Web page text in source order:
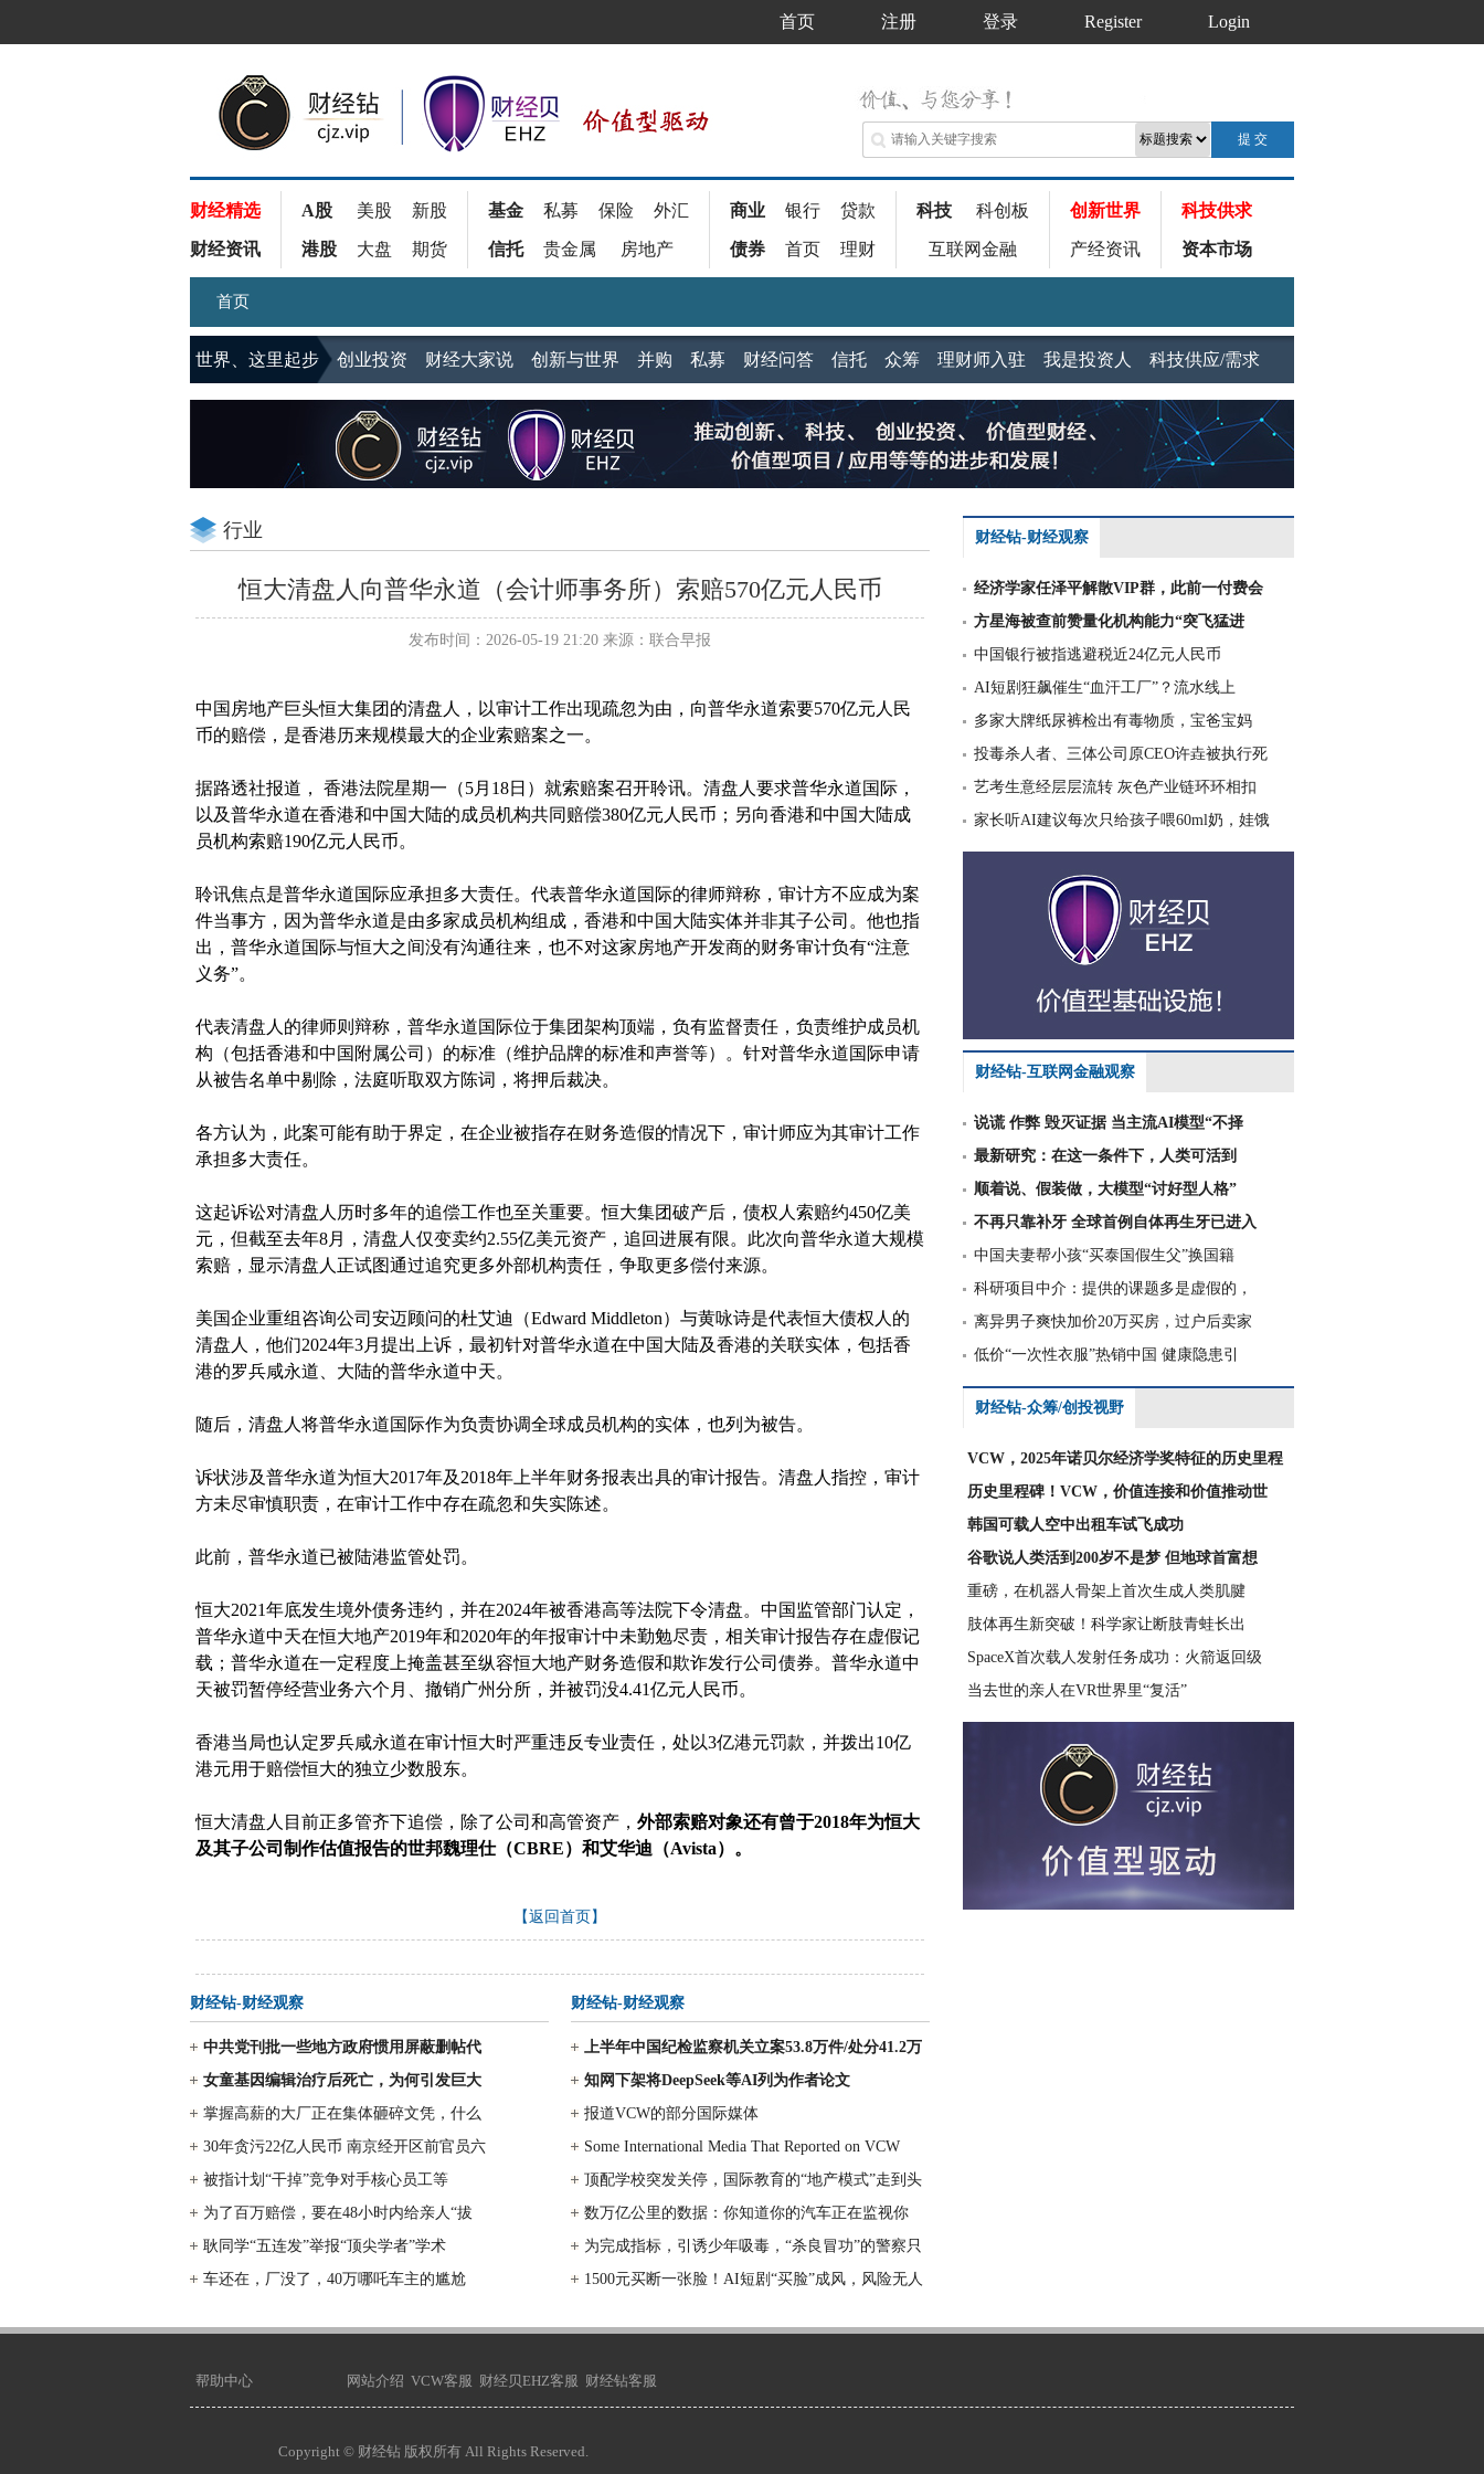
首页 注册 登录 Register Login
财经精选
财经资讯
A股 美股 新股
港股 大盘 期货
基金 私募 保险 外汇
信托 贵金属 房地产
商业 银行 贷款
债券 首页 理财
科技 科创板
互联网金融
创新世界
产经资讯
科技供求
资本市场
首页
世界、这里起步 创业投资 财经大家说 创新与世界 并购 私募 财经问答 信托 众筹 理财师入驻 我是投资人 科技供应/需求
行业
恒大清盘人向普华永道（会计师事务所）索赔570亿元人民币
发布时间：2026-05-19 21:20 来源：联合早报
中国房地产巨头恒大集团的清盘人，以审计工作出现疏忽为由，向普华永道索要570亿元人民
币的赔偿，是香港历来规模最大的企业索赔案之一。
据路透社报道， 香港法院星期一（5月18日）就索赔案召开聆讯。清盘人要求普华永道国际，
以及普华永道在香港和中国大陆的成员机构共同赔偿380亿元人民币；另向香港和中国大陆成
员机构索赔190亿元人民币。
聆讯焦点是普华永道国际应承担多大责任。代表普华永道国际的律师辩称，审计方不应成为案
件当事方，因为普华永道是由多家成员机构组成，香港和中国大陆实体并非其子公司。他也指
出，普华永道国际与恒大之间没有沟通往来，也不对这家房地产开发商的财务审计负有“注意
义务”。
代表清盘人的律师则辩称，普华永道国际位于集团架构顶端，负有监督责任，负责维护成员机
构（包括香港和中国附属公司）的标准（维护品牌的标准和声誉等）。针对普华永道国际申请
从被告名单中剔除，法庭听取双方陈词，将押后裁决。
各方认为，此案可能有助于界定，在企业被指存在财务造假的情况下，审计师应为其审计工作
承担多大责任。
这起诉讼对清盘人历时多年的追偿工作也至关重要。恒大集团破产后，债权人索赔约450亿美
元，但截至去年8月，清盘人仅变卖约2.55亿美元资产，追回进展有限。此次向普华永道大规模
索赔，显示清盘人正试图通过追究更多外部机构责任，争取更多偿付来源。
美国企业重组咨询公司安迈顾问的杜艾迪（Edward Middleton）与黄咏诗是代表恒大债权人的
清盘人，他们2024年3月提出上诉，最初针对普华永道在中国大陆及香港的关联实体，包括香
港的罗兵咸永道、大陆的普华永道中天。
随后，清盘人将普华永道国际作为负责协调全球成员机构的实体，也列为被告。
诉状涉及普华永道为恒大2017年及2018年上半年财务报表出具的审计报告。清盘人指控，审计
方未尽审慎职责，在审计工作中存在疏忽和失实陈述。
此前，普华永道已被陆港监管处罚。
恒大2021年底发生境外债务违约，并在2024年被香港高等法院下令清盘。中国监管部门认定，
普华永道中天在恒大地产2019年和2020年的年报审计中未勤勉尽责，相关审计报告存在虚假记
载；普华永道在一定程度上掩盖甚至纵容恒大地产财务造假和欺诈发行公司债券。普华永道中
天被罚暂停经营业务六个月、撤销广州分所，并被罚没4.41亿元人民币。
香港当局也认定罗兵咸永道在审计恒大时严重违反专业责任，处以3亿港元罚款，并拨出10亿
港元用于赔偿恒大的独立少数股东。
恒大清盘人目前正多管齐下追偿，除了公司和高管资产， 外部索赔对象还有曾于2018年为恒大
及其子公司制作估值报告的世邦魏理仕（CBRE）和艾华迪（Avista）。
【返回首页】
财经钻-财经观察
中共党刊批一些地方政府惯用屏蔽删帖代
女童基因编辑治疗后死亡，为何引发巨大
掌握高薪的大厂正在集体砸碎文凭，什么
30年贪污22亿人民币 南京经开区前官员六
被指计划“干掉”竞争对手核心员工等
为了百万赔偿，要在48小时内给亲人“拔
耿同学“五连发”举报“顶尖学者”学术
车还在，厂没了，40万哪吒车主的尴尬
财经钻-财经观察
上半年中国纪检监察机关立案53.8万件/处分41.2万
人，其中处分包括省部级及以上
知网下架将DeepSeek等AI列为作者论文
报道VCW的部分国际媒体
Some International Media That Reported on VCW
顶配学校突发关停，国际教育的“地产模式”走到头
了？
数万亿公里的数据：你知道你的汽车正在监视你
吗？
为完成指标，引诱少年吸毒，“杀良冒功”的警察只
判5年？
1500元买断一张脸！AI短剧“买脸”成风，风险无人
财经钻-财经观察
经济学家任泽平解散VIP群，此前一付费会
方星海被查前赞量化机构能力“突飞猛进
中国银行被指逃避税近24亿元人民币
AI短剧狂飙催生“血汗工厂”？流水线上
多家大牌纸尿裤检出有毒物质，宝爸宝妈
投毒杀人者、三体公司原CEO许垚被执行死
艺考生意经层层流转 灰色产业链环环相扣
家长听AI建议每次只给孩子喂60ml奶，娃饿
财经钻-互联网金融观察
说谎 作弊 毁灭证据 当主流AI模型“不择
最新研究：在这一条件下，人类可活到
顺着说、假装做，大模型“讨好型人格”
不再只靠补牙 全球首例自体再生牙已进入
中国夫妻帮小孩“买泰国假生父”换国籍
科研项目中介：提供的课题多是虚假的，
离异男子爽快加价20万买房，过户后卖家
低价“一次性衣服”热销中国 健康隐患引
财经钻-众筹/创投视野
VCW，2025年诺贝尔经济学奖特征的历史里程
历史里程碑！VCW，价值连接和价值推动世
韩国可载人空中出租车试飞成功
谷歌说人类活到200岁不是梦 但地球首富想
重磅，在机器人骨架上首次生成人类肌腱
肢体再生新突破！科学家让断肢青蛙长出
SpaceX首次载人发射任务成功：火箭返回级
当去世的亲人在VR世界里“复活”
帮助中心 网站介绍 VCW客服 财经贝EHZ客服 财经钻客服
Copyright © 财经钻 版权所有 All Rights Reserved.